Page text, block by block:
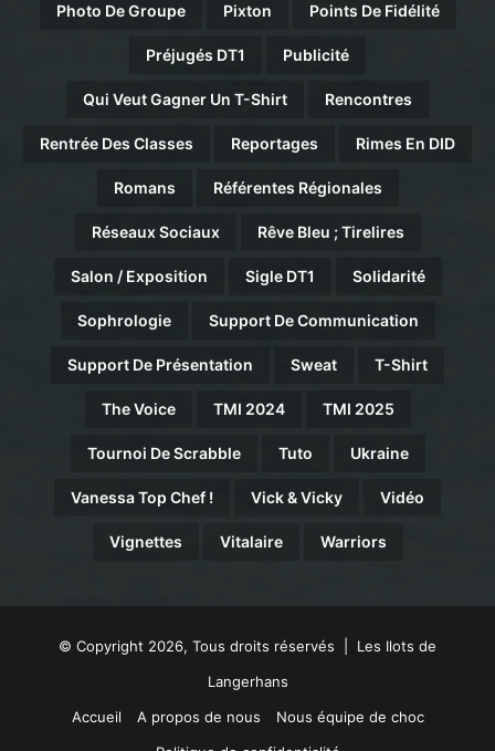
Photo De Groupe Pixton Points De Fidélité
Préjugés DT1 Publicité
Qui Veut Gagner Un T-Shirt Rencontres
Rentrée Des Classes Reportages Rimes En DID
Romans Référentes Régionales
Réseaux Sociaux Rêve Bleu ; Tirelires
Salon / Exposition Sigle DT1 Solidarité
Sophrologie Support De Communication
Support De Présentation Sweat T-Shirt
The Voice TMI 2024 TMI 2025
Tournoi De Scrabble Tuto Ukraine
Vanessa Top Chef ! Vick & Vicky Vidéo
Vignettes Vitalaire Warriors
© Copyright 2026, Tous droits réservés | Les Ilots de
Langerhans
Accueil
A propos de nous
Nous équipe de choc